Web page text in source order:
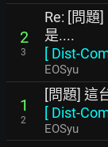
2
3
Re: [問題
是....
[ Dist-
EOSyu
1
2
[問題] 這
[ Dist-
EOSyu